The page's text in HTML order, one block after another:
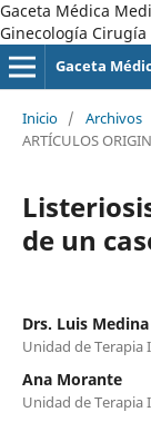
Gaceta Médica
Ginecología Cirugía
Gaceta
Inicio / Archivos
ARTÍCULOS
de un
Drs. Luis Medina
Unidad de Terapia
Ana Morante
Unidad de Terapia